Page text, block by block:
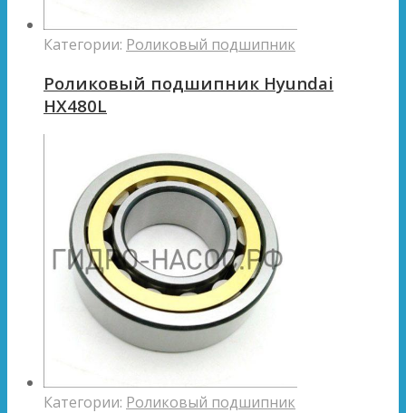
Категории: Роликовый подшипник
Роликовый подшипник Hyundai
HX480L
Категории: Роликовый подшипник